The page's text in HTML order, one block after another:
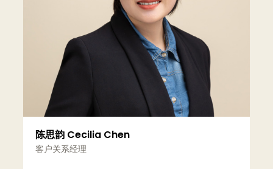
陈思韵 Cecilia Chen
客户关系经理